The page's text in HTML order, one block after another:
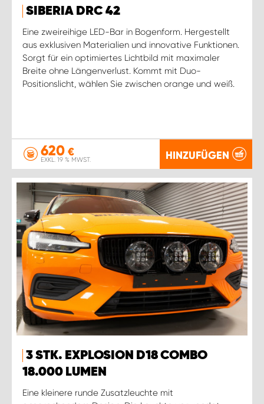
SIBERIA DRC 42
Eine zweireihige LED-Bar in Bogenform. Hergestellt
aus exklusiven Materialien und innovative Funktionen.
Sorgt für ein optimiertes Lichtbild mit maximaler
Breite ohne Längenverlust. Kommt mit Duo-
Positionslicht, wählen Sie zwischen orange und weiß.
620 €
EXKL. 19 % MWST. HINZUFÜGEN
3 STK. EXPLOSION D18 COMBO
18.000 LUMEN
Eine kleinere runde Zusatzleuchte mit